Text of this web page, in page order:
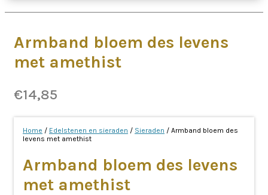
Armband bloem des levens
met amethist
€14,85
Home / Edelstenen en sieraden / Sieraden / Armband bloem des
levens met amethist
Armband bloem des levens
met amethist